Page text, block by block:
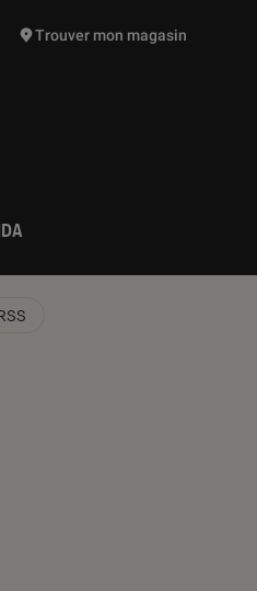
vont vous être proposées
Trouver mon magasin